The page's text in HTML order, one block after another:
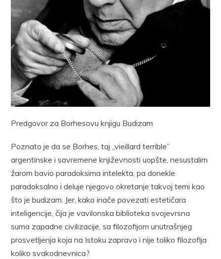
Predgovor za Borhesovu knjigu Budizam
Poznato je da se Borhes, taj „vieillard terrible”
argentinske i savremene književnosti uopšte, nesustalim
žarom bavio paradoksima intelekta, pa donekle
paradoksalno i deluje njegovo okretanje takvoj temi kao
što je budizam. Jer, kako inače povezati estetičara
inteligencije, čija je vavilonska biblioteka svojevrsna
suma zapadne civilizacije, sa filozofijom unutrašnjeg
prosvetljenja koja na Istoku zapravo i nije toliko filozofija
koliko svakodnevnica?